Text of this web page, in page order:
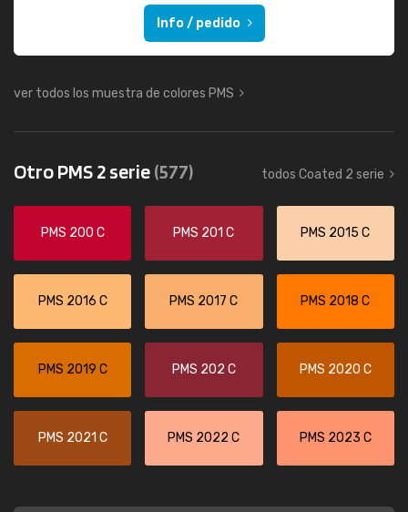
Info / pedido
ver todos los muestra de colores PMS
Otro PMS 2 serie(577) todos Coated 2 serie
PMS 200 C PMS 201 C PMS 2015 C
PMS 2016 C PMS 2017 C PMS 2018 C
PMS 2019 C PMS 202 C PMS 2020 C
PMS 2021 C PMS 2022 C PMS 2023 C